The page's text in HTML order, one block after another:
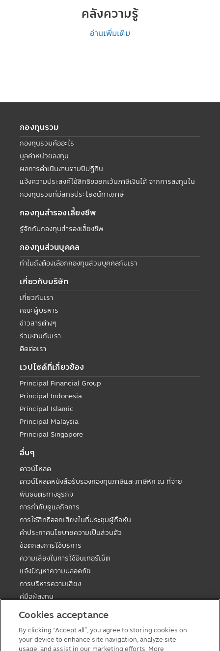
คลังความรู้
อ่านเพิ่มเติม
กองทุนรวม
กองทุนรวมคืออะไร
มูลค่าหน่วยลงทุน
ผลการดำเนินงานตามปีปฏิทิน
แจ้งความประสงค์ใช้สิทธิขอยกเว้นภาษีเงินได้ จากการลงทุนใน
กองทุนรวมที่มีสิทธิประโยชน์ทางภาษี
กองทุนสำรองเลี้ยงชีพ
รู้จักกับกองทุนสำรองเลี้ยงชีพ
กองทุนส่วนบุคคล
ทำไมถึงต้องเลือกกองทุนส่วนบุคคลกับเรา
เกี่ยวกับบริษัท
เกี่ยวกับเรา
คณะผู้บริหาร
ข่าวสารต่างๆ
ร่วมงานกับเรา
ติดต่อเรา
เวปไซด์ที่เกี่ยวข้อง
Principal Financial Group
Principal Indonesia
Principal Islamic
Principal Malaysia
Principal Singapore
อื่นๆ
ดาวน์โหลด
ดาวน์โหลดหนังสือรับรองกองทุนภาษีและภาษีหัก ณ ที่จ่าย
พันธมิตรทางธุรกิจ
การกำกับดูแลกิจการ
การใช้สิทธิออกเสียงในที่ประชุมผู้ถือหุ้น
คำประกาศนโยบายความเป็นส่วนตัว
ข้อตกลงการใช้บริการ
ความเสี่ยงในการใช้อินเทอร์เน็ต
แจ้งปัญหาความปลอดภัย
การบริหารความเสี่ยง
คู่มือผู้ลงทุน
ตารางวันหยุดกองต่างประเทศ
คู่มือการลงทุนในกองทุนที่มีสิทธิประโยชน์ทางภาษี
แบบฟอร์มต่างๆ
นโยบายเกี่ยวกับคุกกี้
Cookies acceptance
By clicking “Accept all”, you agree to storing cookies on
your device to enhance site navigation, analyze site
usage, and assist in our marketing efforts. More